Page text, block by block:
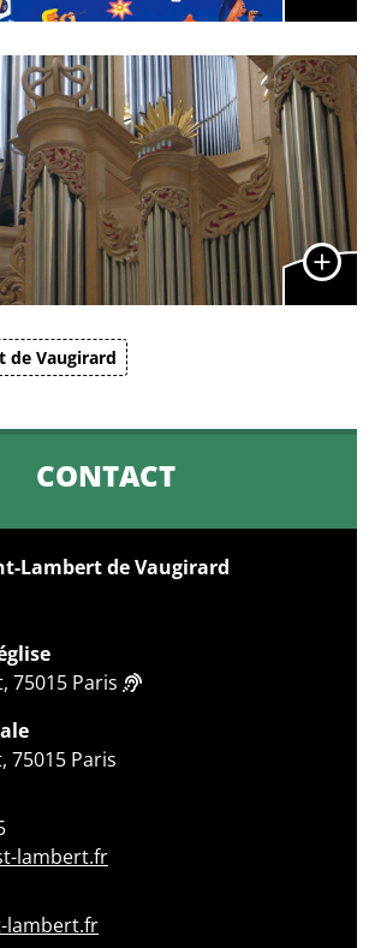
de Vaugirard
CONTACT
Lambert de Vaugirard
75015 Paris
75015 Paris
lambert.fr
lambert.fr